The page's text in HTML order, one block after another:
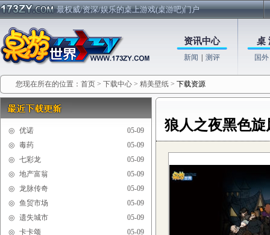
最权威/资深/娱乐的桌上游戏(桌游吧)门户
资讯中心
新闻 测评
桌
国外
您现在所在的位置： 首页 > 下载中心 > 精美壁纸 > 下载资源
05-09
◎ 优诺
05-09
◎ 毒药
05-09
◎ 七彩龙
05-09
◎ 地产富翁
05-09
◎ 龙脉传奇
05-09
◎ 鱼贸市场
05-09
◎ 遗失城市
05-09
◎ 卡卡颂
狼人之夜黑色旋